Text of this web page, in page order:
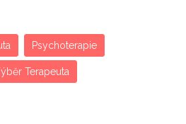
Psychoterapie
Terapeuta